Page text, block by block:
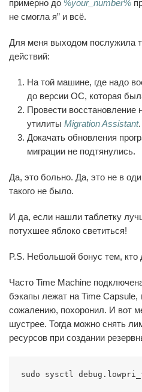
примерно до %your_number%
не смогла я” и всё.
Для меня выходом послужила
действий:
На той машине, где надо
до версии ОС, которая
Провести восстановление
утилиты Migration Assistant.
Докачать обновления
миграции не подтянулись.
Да, это больно. Да, это не в
такого не было.
И да, если нашли таблетку
потухшее яблоко светиться!
P.S. Небольшой бонус тем, кто
Часто Time Machine
бэкапы лежат на Time Capsule,
сожалению, похоронил. И вот
шустрее. Тогда можно снять
ресурсов при создании
sudo sysctl